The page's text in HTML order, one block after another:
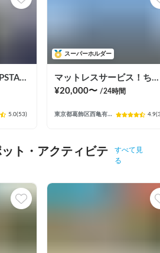
フルカバー保険😌【JPSTAR HAPPY1+】エアコン完備！ペット歓迎🐾配車先多数🐾《西東京キャンピングカーレンタル》
5.0(53)
スーパーホルダー
マットレスサービス！ちょうどいいサイズ！MOBBY号！
¥20,000〜 /24時間
東京都葛飾区西亀有（３丁目） 4.9(
ト・アクティビテ
すべて見
る